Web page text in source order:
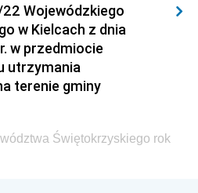
Wojewódzkiego
w Kielcach z dnia
w przedmiocie
utrzymania
terenie gminy
Świętokrzyskiego rok